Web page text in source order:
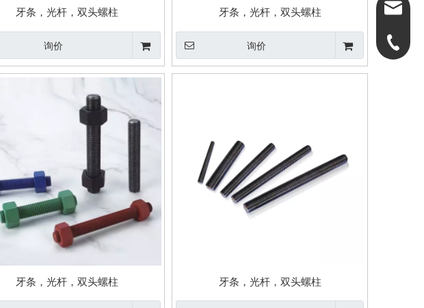
牙条，光杆，双头螺柱
询价
牙条，光杆，双头螺柱
询价
牙条，光杆，双头螺柱 牙条，光杆，双头螺柱
0574-